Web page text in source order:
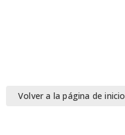
Volver a la página de inicio